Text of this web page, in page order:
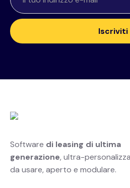
Software di leasing di ultima
generazione, ultra-
da usare, aperto e modulare.